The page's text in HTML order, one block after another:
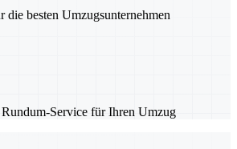
die besten Umzugsunternehmen
Service für Ihren Umzug